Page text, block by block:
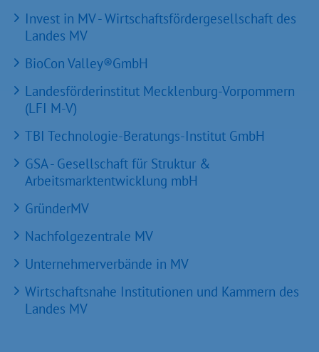
Invest in MV - Wirtschaftsfördergesellschaft des
Landes MV
BioCon Valley®GmbH
Landesförderinstitut Mecklenburg-Vorpommern
(LFI M-V)
TBI Technologie-Beratungs-Institut GmbH
GSA - Gesellschaft für Struktur &
Arbeitsmarktentwicklung mbH
GründerMV
Nachfolgezentrale MV
Unternehmerverbände in MV
Wirtschaftsnahe Institutionen und Kammern des
Landes MV